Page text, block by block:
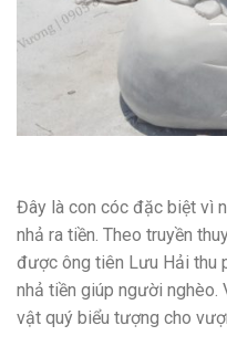
Đây là con cóc đặc biệt vì
nhả ra tiền. Theo truyền
được ông tiên Lưu Hải thu
nhả tiền giúp người nghèo.
vật quý biểu tượng cho